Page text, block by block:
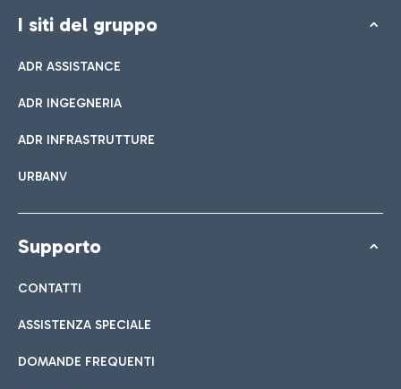
I siti del gruppo
ADR ASSISTANCE
ADR INGEGNERIA
ADR INFRASTRUTTURE
URBANV
Supporto
CONTATTI
ASSISTENZA SPECIALE
DOMANDE FREQUENTI